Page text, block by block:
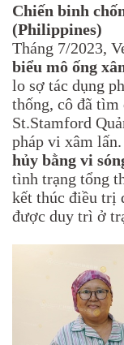
Chiến binh
(Philippines)
Tháng 7/2023,
biểu mô ống
lo sợ tác dụng
thống, cô đã tìm
St.Stamford
pháp vi xâm lấn.
hủy bằng vi
tình trạng tổng
kết thúc điều trị
được duy trì ở